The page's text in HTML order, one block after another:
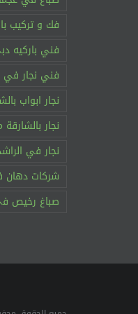
فك و تركيب
فني باركيه
فني نجار في
نجار ابواب
نجار بالشارقة
نجار في